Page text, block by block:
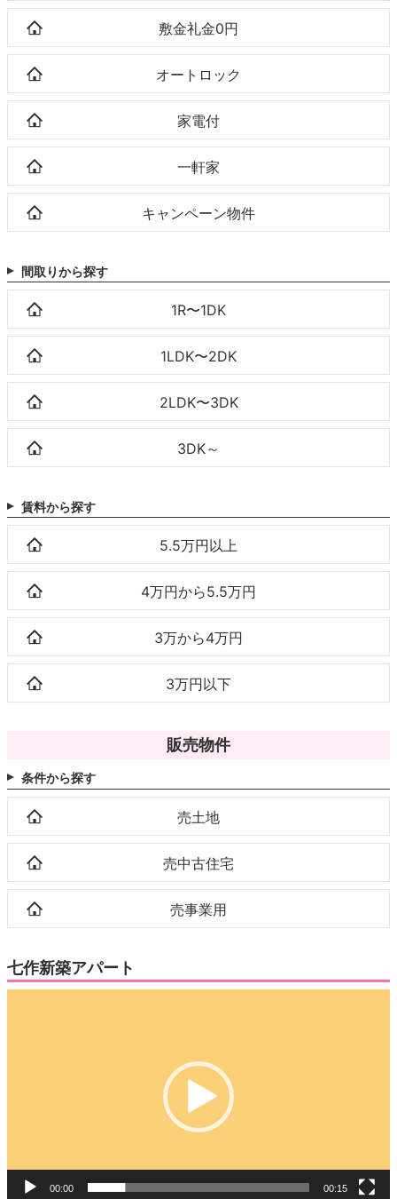
敷金礼金0円
オートロック
家電付
一軒家
キャンペーン物件
間取りから探す
1R〜1DK
1LDK〜2DK
2LDK〜3DK
3DK～
賃料から探す
5.5万円以上
4万円から5.5万円
3万から4万円
3万円以下
販売物件
条件から探す
売土地
売中古住宅
売事業用
七作新築アパート
00:00 00:15